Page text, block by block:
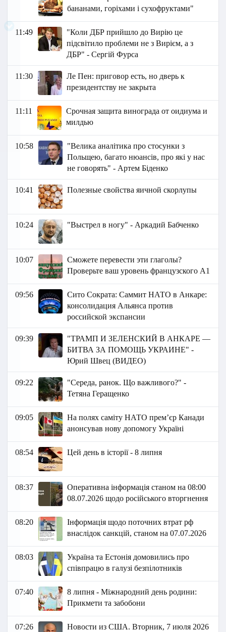
бананами, горіхами і сухофруктами"
11:49
"Коли ДБР прийшло до Вирію це
підсвітило проблеми не з Вирієм, а з
ДБР" - Сергій Фурса
11:30
Ле Пен: приговор есть, но дверь к
президентству не закрыта
11:11
Срочная защита винограда от оидиума и
милдью
10:58
"Велика аналітика про стосунки з
Польщею, багато нюансів, про які у нас
не говорять" - Артем Біденко
10:41 Полезные свойства яичной скорлупы
10:24 "Выстрел в ногу" - Аркадий Бабченко
10:07
Сможете перевести эти глаголы?
Проверьте ваш уровень французского А1
09:56
Сито Сократа: Саммит НАТО в Анкаре:
консолидация Альянса против
российской экспансии
09:39
"ТРАМП И ЗЕЛЕНСКИЙ В АНКАРЕ —
БИТВА ЗА ПОМОЩЬ УКРАИНЕ" -
Юрий Швец (ВИДЕО)
09:22
"Середа, ранок. Що важливого?" -
Тетяна Геращенко
09:05
На полях саміту НАТО прем’єр Канади
анонсував нову допомогу Україні
08:54 Цей день в історії - 8 липня
08:37
Оперативна інформація станом на 08:00
08.07.2026 щодо російського вторгнення
08:20
Інформація щодо поточних втрат рф
внаслідок санкцій, станом на 07.07.2026​
08:03
Україна та Естонія домовились про
співпрацю в галузі безпілотників
07:40
8 липня - Міжнародний день родини:
Прикмети та забобони
07:26
Новости из США. Вторник, 7 июля 2026